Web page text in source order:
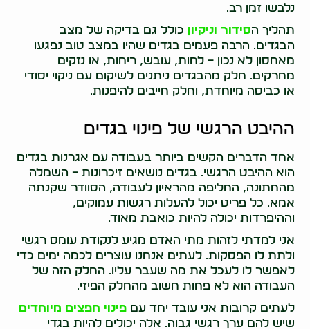
נלבשו זמן רב.
תהליך הסידור וניקיון כולל גם בדיקה של מצב
הבגדים. הרבה פעמים בגדים שהיו במצב טוב נפגעו
מאחסון לא נכון – לחות, עובש, ריחות, או נזקים
מחרקים. חלק מהבגדים ניתנים לשיקום עם ניקוי יסודי
או כביסה מיוחדת, וחלק חייבים להיפנות.
ההיבט הרגשי של פינוי בגדים
אחד הדברים הקשים ביותר בעבודה עם אגרנות בגדים
הוא ההיבט הרגשי. בגדים נושאים זיכרונות – השמלה
מהחתונה, החליפה מהראיון לעבודה, הסוודר שקנתה
אמא. כל פריט יכול להעלות רגשות עמוקים,
וההיפרדות יכולה להיות כואבת מאוד.
אני למדתי לזהות מתי האדם מגיע לנקודת עומס רגשי
ולתת לו הפסקות. לעתים אנחנו עוצרים לכמה ימים כדי
לאפשר לו לעכל את מה שעבר עליו. החלק הזה של
העבודה הוא לא פחות חשוב מהחלק הפיזי.
לעתים קרובות אני עובד יחד עםפינוי חפצים מיוחדים
שיש להם ערך רגשי גבוה. אלה יכולים להיות בגדי